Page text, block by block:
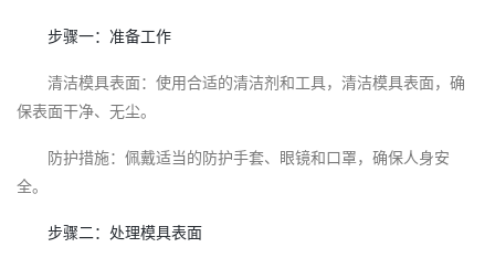
步骤一：准备工作
清洁模具表面：使用合适的清洁剂和工具，清洁模具表面，确
保表面干净、无尘。
防护措施：佩戴适当的防护手套、眼镜和口罩，确保人身安
全。
步骤二：处理模具表面